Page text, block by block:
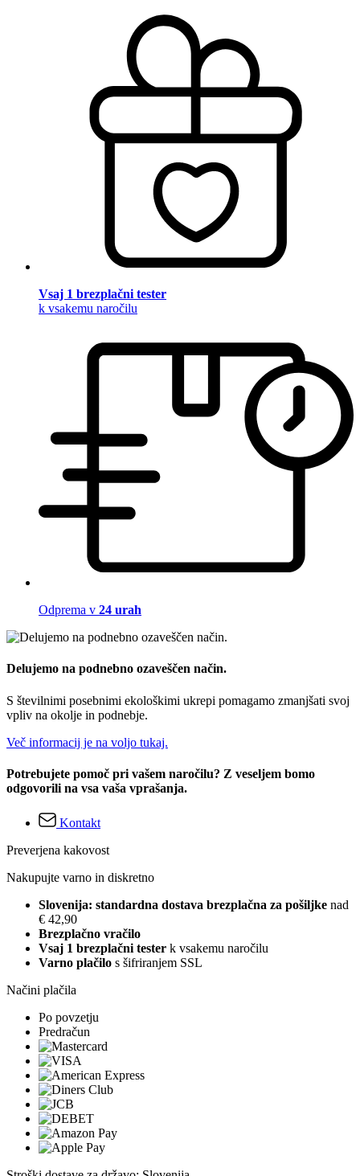
Vsaj 1 brezplačni tester
k vsakemu naročilu
Odprema v 24 urah
Delujemo na podnebno ozaveščen način.
S številnimi posebnimi ekološkimi ukrepi pomagamo zmanjšati svoj
vpliv na okolje in podnebje.
Več informacij je na voljo tukaj.
Potrebujete pomoč pri vašem naročilu? Z veseljem bomo
odgovorili na vsa vaša vprašanja.
Kontakt
Preverjena kakovost
Nakupujte varno in diskretno
Slovenija: standardna dostava brezplačna za pošiljke nad
€ 42,90
Brezplačno vračilo
Vsaj 1 brezplačni tester k vsakemu naročilu
Varno plačilo s šifriranjem SSL
Načini plačila
Po povzetju
Predračun